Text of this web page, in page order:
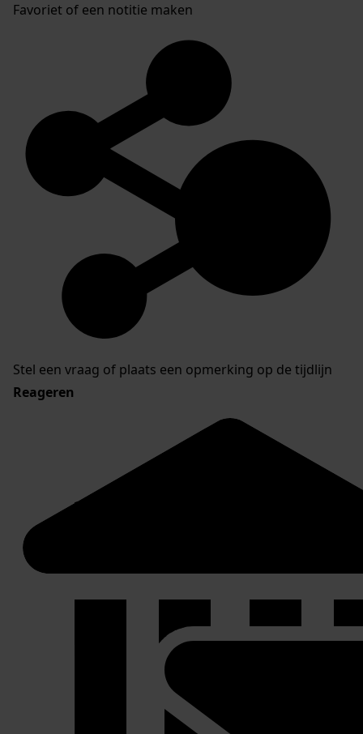
Favoriet of een notitie maken
Stel een vraag of plaats een opmerking op de tijdlijn
Reageren